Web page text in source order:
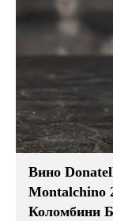
Вино
Montalchino
Коломбини